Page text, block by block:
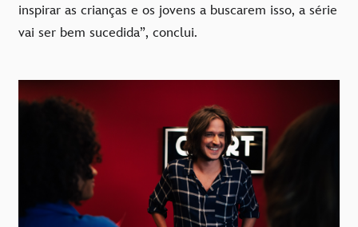
inspirar as crianças e os jovens a buscarem isso, a série
vai ser bem sucedida”, conclui.